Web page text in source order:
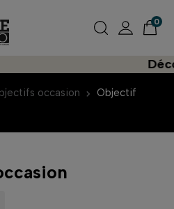
0
occasion
Objectif